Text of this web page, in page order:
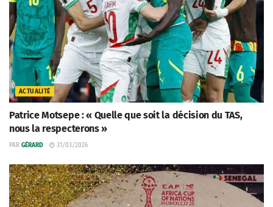
ACTUALITÉ
Patrice Motsepe : « Quelle que soit la décision du TAS,
nous la respecterons »
PAR GÉRARD 31/03/2026